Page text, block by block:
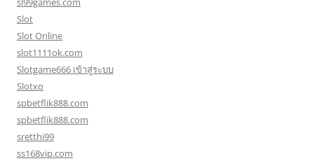
Slot
Slot Online
slot1111ok.com
Slotgame666 เข้าสู่ระบบ
Slotxo
spbetflik888.com
spbetflik888.com
sretthi99
ss168vip.com